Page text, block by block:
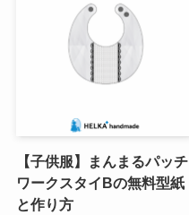
【子供服】まんまるパッチ
ワークスタイBの無料型紙
と作り方